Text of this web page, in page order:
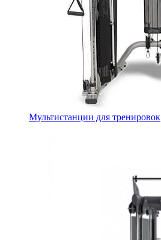
Мультистанции для тренировок